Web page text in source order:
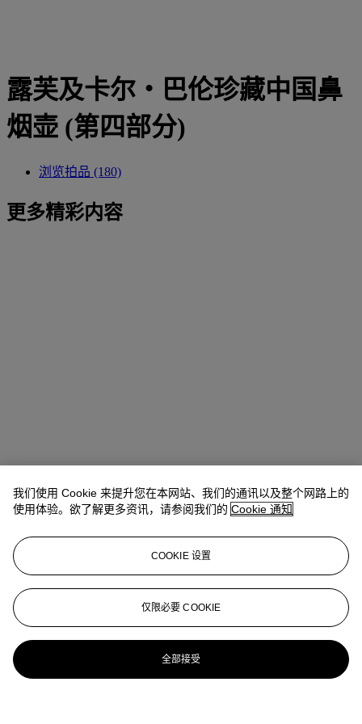
露芙及卡尔‧巴伦珍藏中国鼻
烟壶 (第四部分)
浏览拍品 (180)
更多精彩内容
我们使用 Cookie 来提升您在本网站、我们的通讯以及整个网路上的
使用体验。欲了解更多资讯，请参阅我们的 Cookie 通知
COOKIE 设置
仅限必要 COOKIE
全部接受